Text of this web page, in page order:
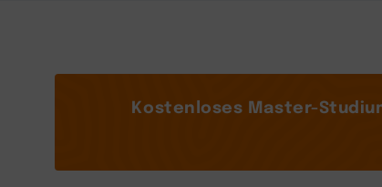
Kostenloses Master-